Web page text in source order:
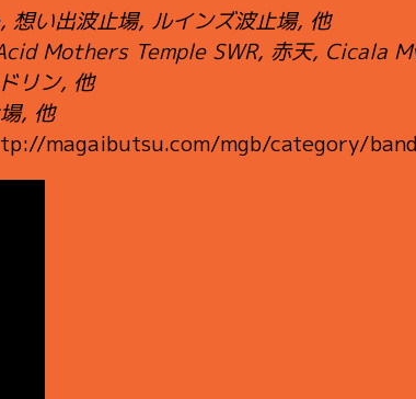
い出波止場, ルインズ波止場, 他
Mothers Temple SWR, 赤天, Cicala
リン, 他
, 他
magaibutsu.com/mgb/category/